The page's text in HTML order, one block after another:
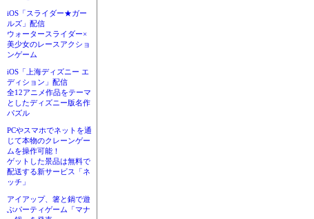
iOS「スライダー★ガー
ルズ」配信
ウォータースライダー×
美少女のレースアクショ
ンゲーム
iOS「上海ディズニー エ
ディション」配信
全12アニメ作品をテーマ
としたディズニー版名作
パズル
PCやスマホでネットを通
じて本物のクレーンゲー
ムを操作可能！
ゲットした景品は無料で
配送する新サービス「ネ
ッチ」
アイアップ、箸と鍋で遊
ぶパーティゲーム「マナ